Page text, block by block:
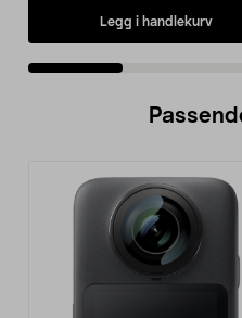
Legg i handlekurv